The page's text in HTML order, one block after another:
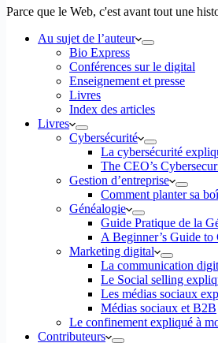
Parce que le Web, c'est avant tout une
Au sujet de l’auteur
Bio Express
Conférences sur le digital
Enseignement et presse
Livres
Index des articles
Livres
Cybersécurité
La cybersécurité
The CEO’s
Gestion d’entreprise
Comment planter sa
Généalogie
Guide Pratique de la
A Beginner’s Guide to
Marketing digital
La communication
Le Social selling
Les médias sociaux
Médias sociaux et B2B
Le confinement expliqué à
Contributeurs